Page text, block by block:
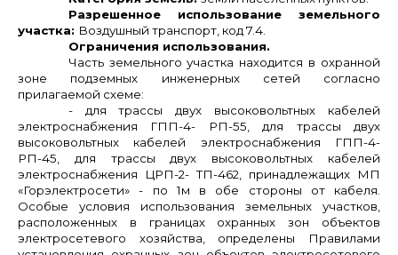
Разрешенное использование земельного
участка: Воздушный транспорт, код 7.4.
Ограничения использования.
Часть земельного участка находится в охранной
зоне подземных инженерных сетей согласно
прилагаемой схеме:
- для трассы двух высоковольтных кабелей
электроснабжения ГПП-4- РП-55, для трассы двух
высоковольтных кабелей электроснабжения ГПП-4-
РП-45, для трассы двух высоковольтных кабелей
электроснабжения ЦРП-2- ТП-462, принадлежащих МП
«Горэлектросети» - по 1м в обе стороны от кабеля.
Особые условия использования земельных участков,
расположенных в границах охранных зон объектов
электросетевого хозяйства, определены Правилами